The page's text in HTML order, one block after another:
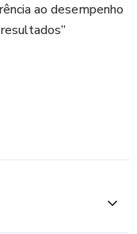
ao desempenho